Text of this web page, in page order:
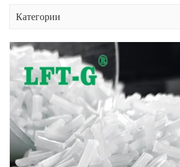
Категории